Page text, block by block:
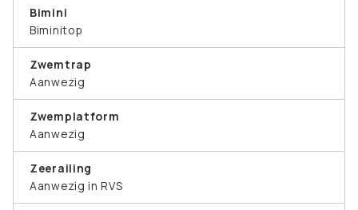
Bimini
Biminitop
Zwemtrap
Aanwezig
Zwemplatform
Aanwezig
Zeerailing
Aanwezig in RVS